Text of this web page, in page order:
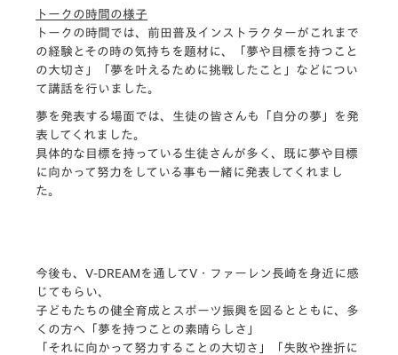
トークの時間の様子
トークの時間では、前田普及インストラクターがこれまで
の経験とその時の気持ちを題材に、「夢や目標を持つこと
の大切さ」「夢を叶えるために挑戦したこと」などについ
て講話を行いました。
夢を発表する場面では、生徒の皆さんも「自分の夢」を発
表してくれました。
具体的な目標を持っている生徒さんが多く、既に夢や目標
に向かって努力をしている事も一緒に発表してくれまし
た。
今後も、V-DREAMを通してV・ファーレン長崎を身近に感
じてもらい、
子どもたちの健全育成とスポーツ振興を図るとともに、多
くの方へ「夢を持つことの素晴らしさ」
「それに向かって努力することの大切さ」「失敗や挫折に